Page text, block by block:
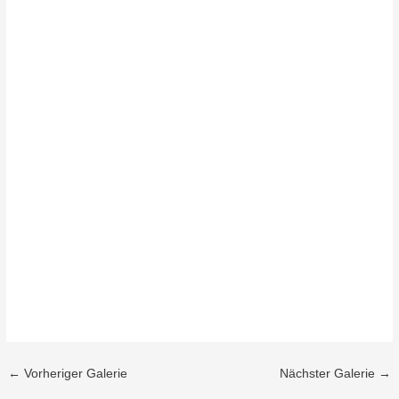
← Vorheriger Galerie Nächster Galerie →